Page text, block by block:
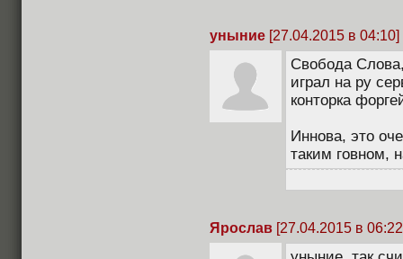
уныние [27.04.2015 в 04:10]
Свобода
играл на ру
конторка
Иннова, это
таким говном,
Ярослав [27.04.2015 в